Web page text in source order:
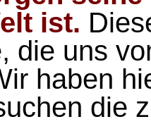
ist.
die uns
haben
die